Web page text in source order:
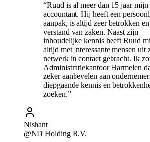
“Ruud is al meer dan 15 jaar mijn
accountant. Hij heeft een
aanpak, is altijd zeer betrokken
verstand van zaken. Naast zijn
inhoudelijke kennis heeft Ruud
altijd met interessante mensen uit
netwerk in contact gebracht. Ik
Administratiekantoor Harmelen
zeker aanbevelen aan
diepgaande kennis en
zoeken.”
Nishant
@ND Holding B.V.